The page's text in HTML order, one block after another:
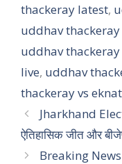
thackeray latest,
uddhav thackeray
uddhav
live, uddhav
thackeray vs
Jharkhand
ऐतिहासिक जीत और
Breaking